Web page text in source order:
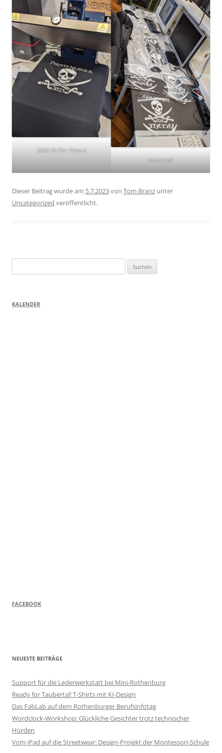
Shirt in der Presse
Material!
Dieser Beitrag wurde am 5.7.2023von Tom Branz unter
Uncategorized veröffentlicht.
nach:
KALENDER
FACEBOOK
NEUESTE BEITRÄGE
Support für die Lederwerkstatt bei Mini-Rothenburg
Ready for Taubertal! T-Shirts mit KI-Design
Das FabLab auf dem Rothenburger Berufsinfotag
Wordclock-Workshop: Glückliche Gesichter trotz technischer
Hürden
Vom iPad auf die Streetwear: Design-Projekt der Montessori-Schule